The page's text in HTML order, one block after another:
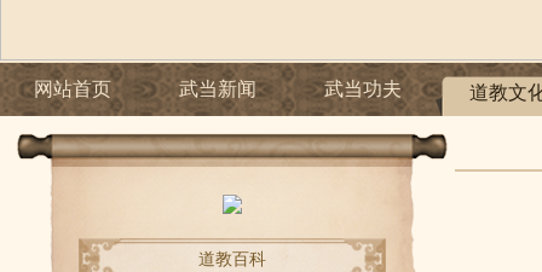
网站首页 武当新闻 武当功夫 道教文
道教百科